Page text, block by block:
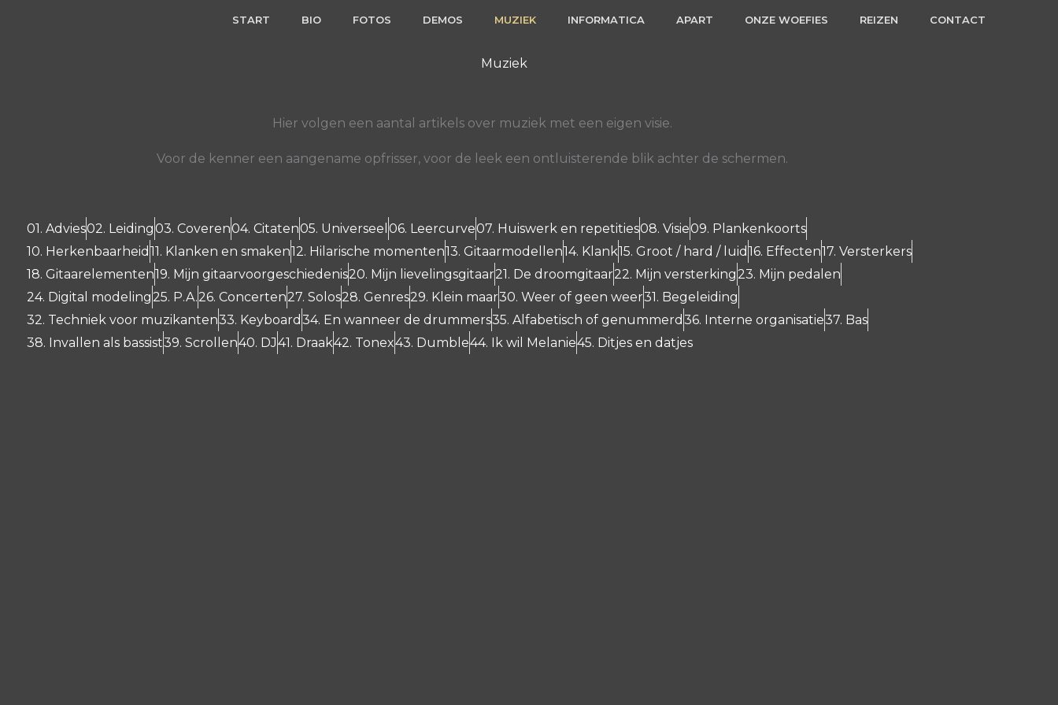
START BIO FOTOS DEMOS MUZIEK INFORMATICA APART ONZE WOEFIES REIZEN CONTACT
Muziek
Hier volgen een aantal artikels over muziek met een eigen visie.
Voor de kenner een aangename opfrisser, voor de leek een ontluisterende blik achter de schermen.
01. Advies02. Leiding03. Coveren04. Citaten05. Universeel 06. Leercurve07. Huiswerk en repetities08. Visie09. Plankenkoorts
10. Herkenbaarheid 11. Klanken en smaken12. Hilarische momenten13. Gitaarmodellen14. Klank15. Groot / hard / luid 16. Effecten17. Versterkers
18. Gitaarelementen19. Mijn gitaarvoorgeschiedenis20. Mijn lievelingsgitaar21. De droomgitaar22. Mijn versterking 23. Mijn pedalen
24. Digital modeling 25. P.A.26. Concerten27. Solos28. Genres29. Klein maar30. Weer of geen weer31. Begeleiding
32. Techniek voor muzikanten33. Keyboard 34. En wanneer de drummers35. Alfabetisch of genummerd 36. Interne organisatie37. Bas
38. Invallen als bassist39. Scrollen40. DJ41. Draak42. Tonex43. Dumble44. Ik wil Melanie45. Ditjes en datjes